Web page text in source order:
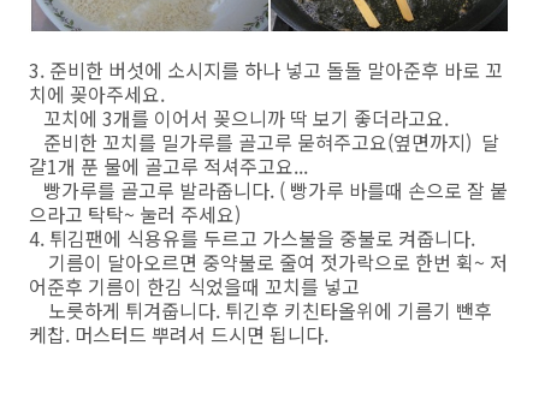
3. 준비한 버섯에 소시지를 하나 넣고 돌돌 말아준후 바로 꼬
치에 꽂아주세요.
꼬치에 3개를 이어서 꽂으니까 딱 보기 좋더라고요.
준비한 꼬치를 밀가루를 골고루 묻혀주고요(옆면까지) 달
걀1개 푼 물에 골고루 적셔주고요...
빵가루를 골고루 발라줍니다. ( 빵가루 바를때 손으로 잘 붙
으라고 탁탁~ 눌러 주세요)
4. 튀김팬에 식용유를 두르고 가스불을 중불로 켜줍니다.
기름이 달아오르면 중약불로 줄여 젓가락으로 한번 휙~ 저
어준후 기름이 한김 식었을때 꼬치를 넣고
노릇하게 튀겨줍니다. 튀긴후 키친타올위에 기름기 뺀후
케찹. 머스터드 뿌려서 드시면 됩니다.